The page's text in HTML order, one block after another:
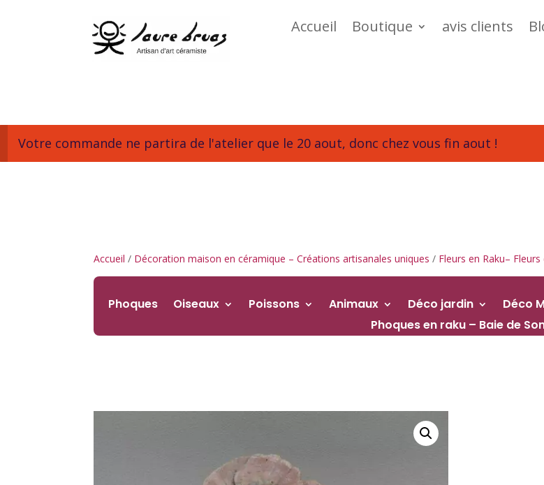
Accueil Boutique avis clients
Votre commande ne partira de l'atelier que le 20 aout, donc chez vous fin aout !
Accueil / Décoration maison en céramique – Créations artisanales uniques / Fleurs en Raku–
Phoques Oiseaux Poissons Animaux Déco jardin Déco
Phoques en raku – Baie de